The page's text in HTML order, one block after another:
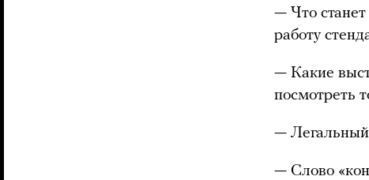
— Что
работу
— Какие
посмотреть
— Легальный
— Слово